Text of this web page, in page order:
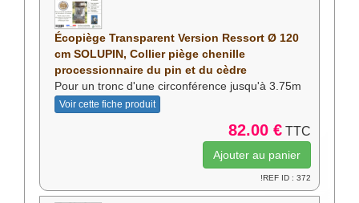
reproduction et à maintenir un équilibre
écologique durable.
Besoin de plus d'infos ?
Visiter notre site d'information
/lyon-chenilles.com
Écopiège Transparent Version Ressort Ø 120
cm SOLUPIN, Collier piège chenille
processionnaire du pin et du cèdre
Pour un tronc d'une circonférence jusqu'à 3.75m
Voir cette fiche produit
82.00 € TTC
!REF ID : 372